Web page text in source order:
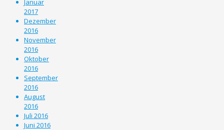
2017
Dezember
2016
November
2016
Oktober
2016
September
2016
August
2016
Juli 2016
Juni 2016